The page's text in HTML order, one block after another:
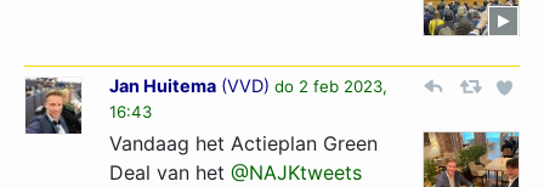
Jan Huitema (VVD) do 2 feb 2023,
16:43
Vandaag het Actieplan Green
Deal van het @NAJKtweets